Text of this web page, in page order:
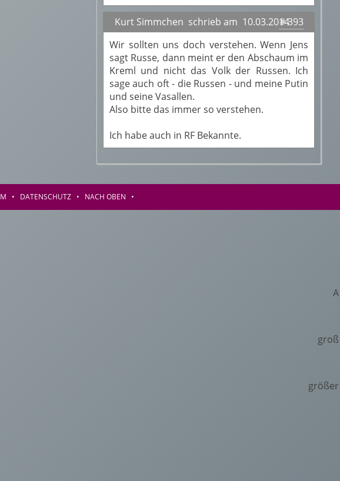
Kurt Simmchen schrieb am 10.03.2014# 393
Wir sollten uns doch verstehen. Wenn Jens
sagt Russe, dann meint er den Abschaum im
Kreml und nicht das Volk der Russen. Ich
sage auch oft - die Russen - und meine Putin
und seine Vasallen.
Also bitte das immer so verstehen.
Ich habe auch in RF Bekannte.
• DATENSCHUTZ• NACH OBEN •
A
groß
größer